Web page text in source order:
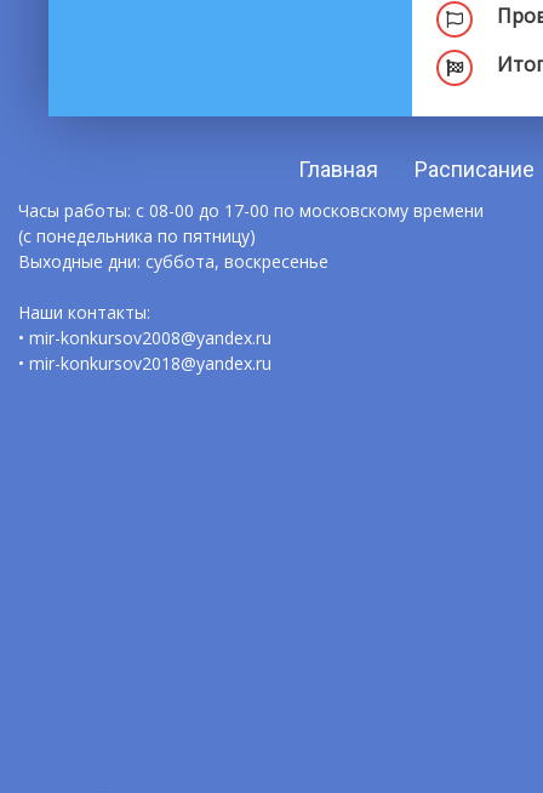
Главная Расписание
Часы работы: с 08-00 до 17-00 по московскому времени
(с понедельника по пятницу)
Выходные дни: суббота, воскресенье
Наши контакты:
• mir-konkursov2008@yandex.ru
• mir-konkursov2018@yandex.ru